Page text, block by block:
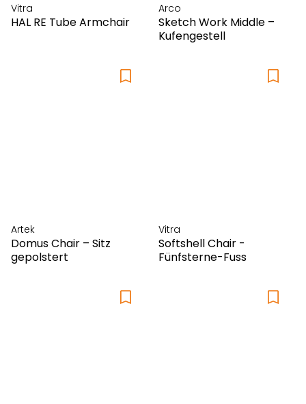
Vitra
HAL RE Tube Armchair
Arco
Sketch Work Middle –
Kufengestell
Artek
Domus Chair – Sitz
gepolstert
Vitra
Softshell Chair -
Fünfsterne-Fuss